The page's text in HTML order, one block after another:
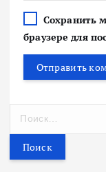
Сохранить
браузере для
т